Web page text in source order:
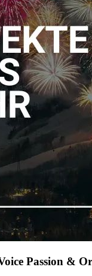
Passion &